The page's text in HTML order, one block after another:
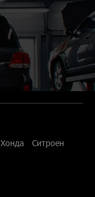
Хонда
Ситроен